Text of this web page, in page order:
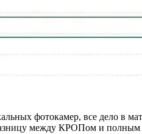
фотокамер, все дело в
между КРОПом и полным